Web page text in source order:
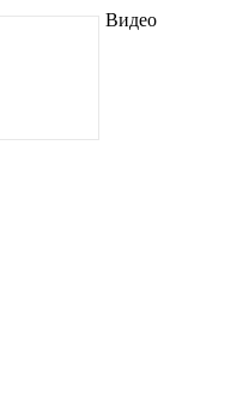
Видео